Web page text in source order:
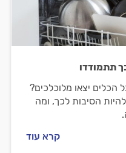
תתמודדו
יצאו מלוכלכים?
הסיבות לכך, ומה
קרא עוד